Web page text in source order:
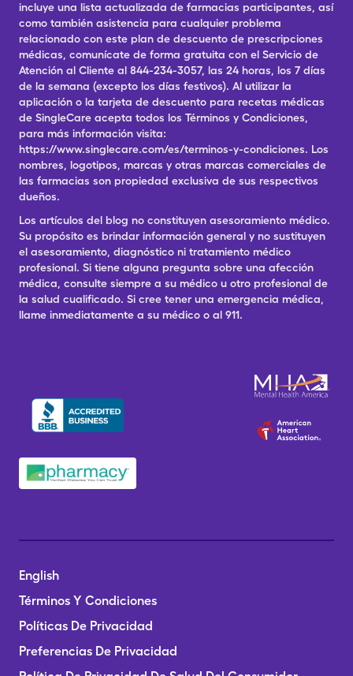
incluye una lista actualizada de farmacias participantes, así
como también asistencia para cualquier problema
relacionado con este plan de descuento de prescripciones
médicas, comunícate de forma gratuita con el Servicio de
Atención al Cliente al 844-234-3057, las 24 horas, los 7 días
de la semana (excepto los días festivos). Al utilizar la
aplicación o la tarjeta de descuento para recetas médicas
de SingleCare acepta todos los Términos y Condiciones,
para más información visita:
https://www.singlecare.com/es/terminos-y-condiciones. Los
nombres, logotipos, marcas y otras marcas comerciales de
las farmacias son propiedad exclusiva de sus respectivos
dueños.
Los artículos del blog no constituyen asesoramiento médico.
Su propósito es brindar información general y no sustituyen
el asesoramiento, diagnóstico ni tratamiento médico
profesional. Si tiene alguna pregunta sobre una afección
médica, consulte siempre a su médico u otro profesional de
la salud cualificado. Si cree tener una emergencia médica,
llame inmediatamente a su médico o al 911.
English
Términos Y Condiciones
Políticas De Privacidad
Preferencias De Privacidad